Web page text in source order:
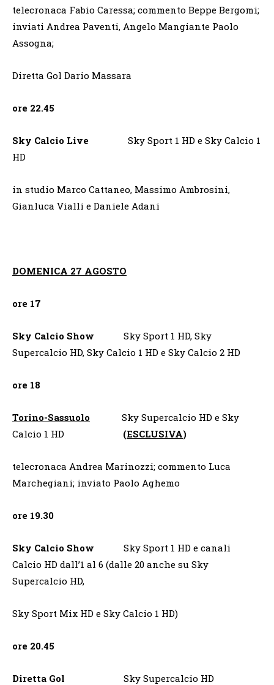
telecronaca Fabio Caressa; commento Beppe Bergomi;
inviati Andrea Paventi, Angelo Mangiante Paolo
Assogna;
Diretta Gol Dario Massara
ore 22.45
Sky Calcio Live Sky Sport 1 HD e Sky Calcio 1
HD
in studio Marco Cattaneo, Massimo Ambrosini,
Gianluca Vialli e Daniele Adani
DOMENICA 27 AGOSTO
ore 17
Sky Calcio Show Sky Sport 1 HD, Sky
Supercalcio HD, Sky Calcio 1 HD e Sky Calcio 2 HD
ore 18
Torino-Sassuolo Sky Supercalcio HD e Sky
Calcio 1 HD (ESCLUSIVA)
telecronaca Andrea Marinozzi; commento Luca
Marchegiani; inviato Paolo Aghemo
ore 19.30
Sky Calcio Show Sky Sport 1 HD e canali
Calcio HD dall’1 al 6 (dalle 20 anche su Sky
Supercalcio HD,
Sky Sport Mix HD e Sky Calcio 1 HD)
ore 20.45
Diretta Gol Sky Supercalcio HD